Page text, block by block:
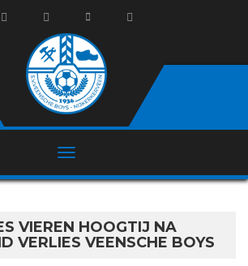
VIEREN HOOGTIJ NA
VERLIES VEENSCHE BOYS